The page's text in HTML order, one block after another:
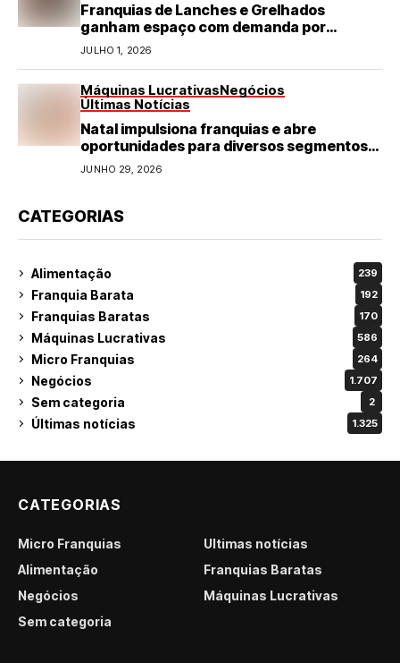
Franquias de Lanches e Grelhados
ganham espaço com demanda por
refeições rápidas e de qualidade
JULHO 1, 2026
Máquinas LucrativasNegócios
Últimas Notícias
Natal impulsiona franquias e abre
oportunidades para diversos segmentos
do varejo
JUNHO 29, 2026
CATEGORIAS
Alimentação 239
Franquia Barata 192
Franquias Baratas 170
Máquinas Lucrativas 586
Micro Franquias 264
Negócios 1.707
Sem categoria 2
Últimas notícias 1.325
CATEGORIAS
Micro Franquias
Últimas notícias
Alimentação
Franquias Baratas
Negócios
Máquinas Lucrativas
Sem categoria